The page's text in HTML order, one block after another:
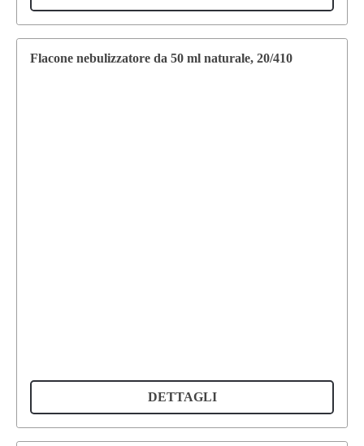
Flacone nebulizzatore da 50 ml naturale, 20/410
DETTAGLI